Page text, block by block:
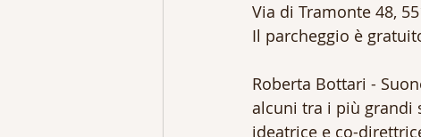
Via di Tramonte 48,
Il parcheggio è
Roberta Bottari -
alcuni tra i più grandi
ideatrice e co-